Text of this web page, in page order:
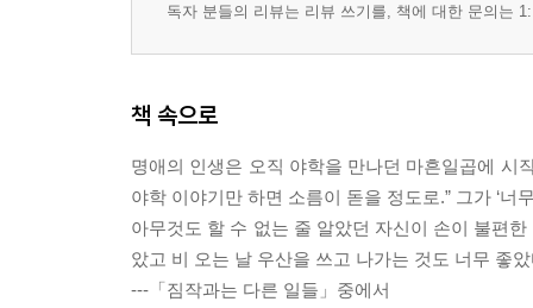
독자 분들의 리뷰는 리뷰 쓰기를, 책에 대한 문의는
책 속으로
명애의 인생은 오직 야학을 만나던 마흔일곱에 시
야학 이야기만 하면 소름이 돋을 정도로.” 그가 ‘
아무것도 할 수 없는 줄 알았던 자신이 손이 불편
았고 비 오는 날 우산을 쓰고 나가는 것도 너무 좋
---「짐작과는 다른 일들」중에서